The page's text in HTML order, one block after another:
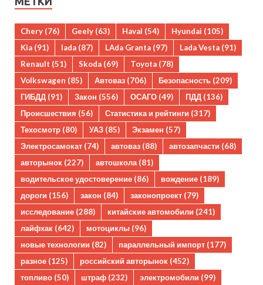
Chery (76) Geely (63) Haval (54) Hyundai (105)
Kia (91) lada (87) LAda Granta (97) Lada Vesta (91)
Renault (51) Skoda (69) Toyota (78)
Volkswagen (85) Автоваз (706) Безопасность (209)
ГИБДД (91) Закон (556) ОСАГО (49) ПДД (136)
Происшествия (56) Статистика и рейтинги (317)
Техосмотр (80) УАЗ (85) Экзамен (57)
Электросамокат (74) автоваз (88) автозапчасти (68)
авторынок (227) автошкола(81)
водительское удостоверение (86) вождение (189)
дороги (156) закон (84) законопроект (79)
исследование (288) китайские автомобили (241)
лайфхак (642) мотоциклы (96)
новые технологии (82) параллельный импорт (177)
разное (125) российский авторынок (452)
топливо (50) штраф (232) электромобили (99)